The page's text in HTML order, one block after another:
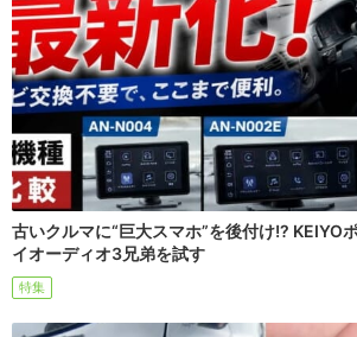
古いクルマに“巨大スマホ”を後付け!? KEIYO
イオーディオ3兄弟を試す
特集